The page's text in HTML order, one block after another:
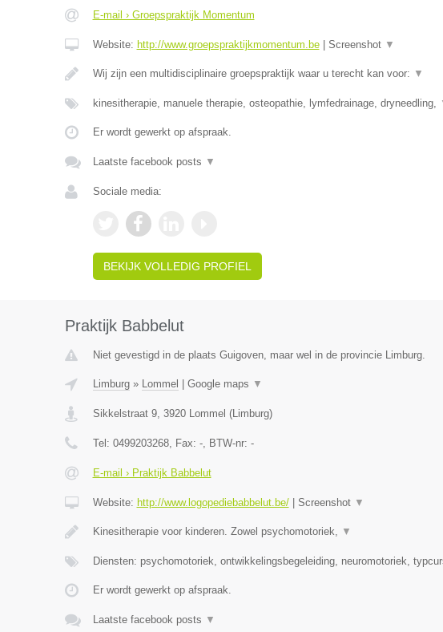
E-mail › Groepspraktijk Momentum
Website: http://www.groepspraktijkmomentum.be| Screenshot ▼
Wij zijn een multidisciplinaire groepspraktijk waar u terecht kan voor: ▼
kinesitherapie, manuele therapie, osteopathie, lymfedrainage, dryneedling,
Er wordt gewerkt op afspraak.
Laatste facebook posts ▼
Sociale media:
BEKIJK VOLLEDIG PROFIEL
Praktijk Babbelut
Niet gevestigd in de plaats Guigoven, maar wel in de provincie Limburg.
Limburg» Lommel Google maps ▼
Sikkelstraat 9, 3920 Lommel (Limburg)
Tel: 0499203268, Fax: -, BTW-nr: -
E-mail › Praktijk Babbelut
Website: http://www.logopediebabbelut.be/| Screenshot ▼
Kinesitherapie voor kinderen. Zowel psychomotoriek, ▼
Diensten: psychomotoriek, ontwikkelingsbegeleiding, neuromotoriek,
Er wordt gewerkt op afspraak.
Laatste facebook posts ▼